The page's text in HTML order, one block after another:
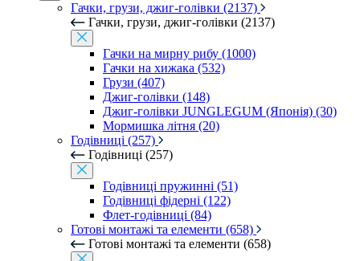
Гачки, грузи, джиг-голівки (2137)
Гачки, грузи, джиг-голівки (2137)
Гачки на мирну рибу (1000)
Гачки на хижака (532)
Грузи (407)
Джиг-голівки (148)
Джиг-голівки JUNGLEGUM (Японія) (30)
Мормишка літня (20)
Годівниці (257)
Годівниці (257)
Годівниці пружинні (51)
Годівниці фідерні (122)
Флет-годівниці (84)
Готові монтажі та елементи (658)
Готові монтажі та елементи (658)